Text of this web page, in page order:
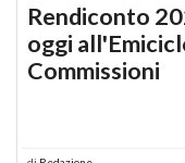
Rendiconto
oggi
Commissioni